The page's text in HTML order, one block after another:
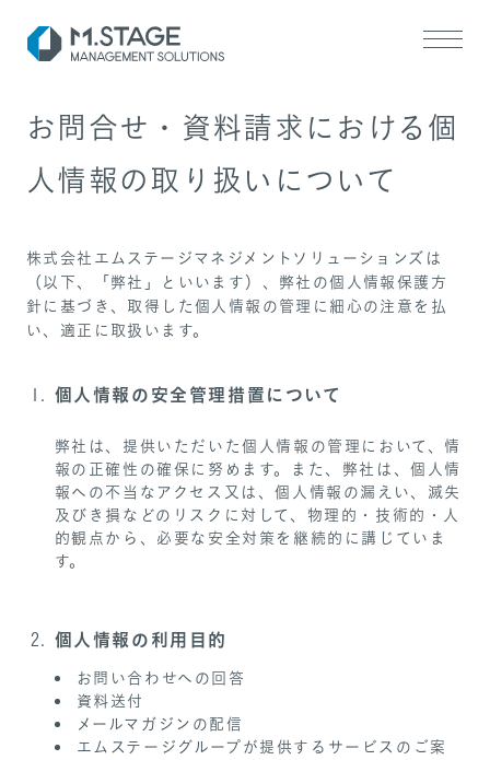
SERVICE TOP
医業承継サポート
お問合せ・資料請求における個
人情報の取り扱いについて
株式会社エムステージマネジメントソリューションズは
（以下、「弊社」といいます）、弊社の個人情報保護方
針に基づき、取得した個人情報の管理に細心の注意を払
い、適正に取扱います。
個人情報の安全管理措置について
弊社は、提供いただいた個人情報の管理において、情
報の正確性の確保に努めます。また、弊社は、個人情
報への不当なアクセス又は、個人情報の漏えい、滅失
及びき損などのリスクに対して、物理的・技術的・人
的観点から、必要な安全対策を継続的に講じていま
す。
個人情報の利用目的
お問い合わせへの回答
資料送付
メールマガジンの配信
エムステージグループが提供するサービスのご案